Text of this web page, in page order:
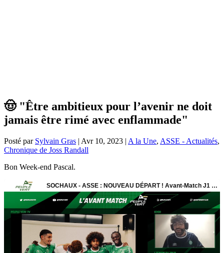
🤠 "Être ambitieux pour l’avenir ne doit
jamais être rimé avec enflammade"
Posté par Sylvain Gras | Avr 10, 2023 | A la Une, ASSE - Actualités,
Chronique de Joss Randall
Bon Week-end Pascal.